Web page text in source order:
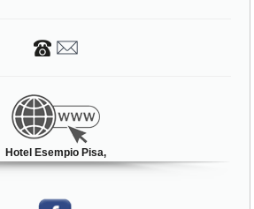
Hotel Esempio Pisa,